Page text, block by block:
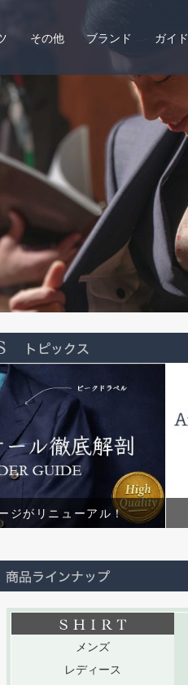
その他 ブランド ガイド
ジがリニューアル！
メンズ
レディース